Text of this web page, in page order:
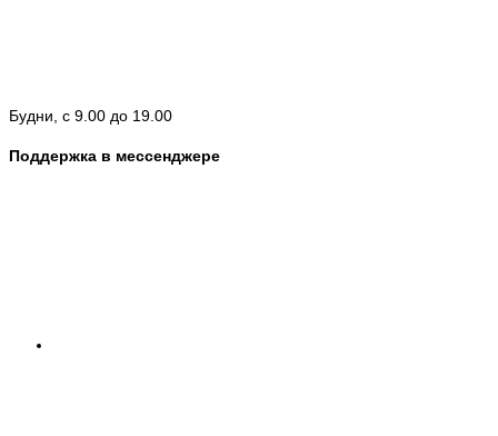
Будни, с 9.00 до 19.00
Поддержка в мессенджере